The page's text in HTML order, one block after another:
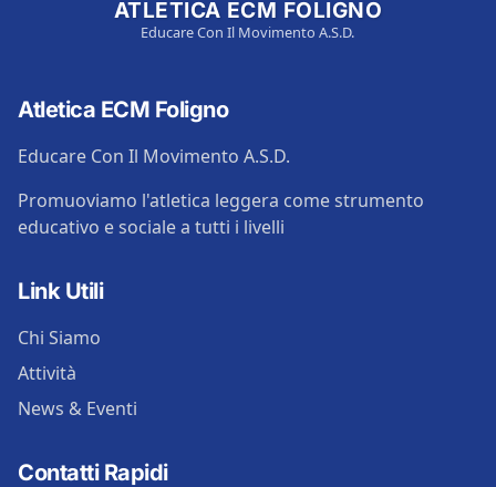
ATLETICA ECM FOLIGNO
Educare Con Il Movimento A.S.D.
Atletica ECM Foligno
Educare Con Il Movimento A.S.D.
Promuoviamo l'atletica leggera come strumento
educativo e sociale a tutti i livelli
Link Utili
Chi Siamo
Attività
News & Eventi
Contatti Rapidi